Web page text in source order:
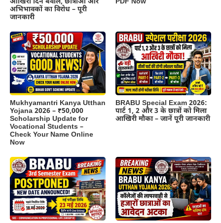
अभिभावकों का विरोध – पूरी
जानकारी
Mukhyamantri Kanya Utthan
Yojana 2026 – ₹50,000
Scholarship Update for
Vocational Students –
Check Your Name Online
Now
BRABU Special Exam 2026:
पार्ट 1, 2 और 3 के छात्रों को मिला
आखिरी मौका – जानें पूरी जानकारी